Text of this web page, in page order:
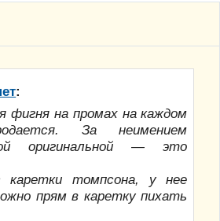
:
фигня на промах на каждом
За неимением
оригинальной — это
томпсона, у нее
прям в каретку пихать